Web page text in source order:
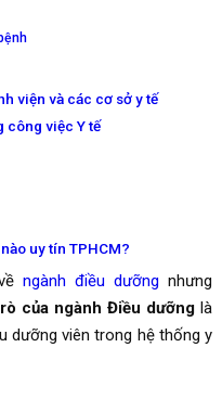
viện và các cơ sở y tế
công việc Y tế
uy tín TPHCM?
ngành điều dưỡng nhưng
của ngành Điều dưỡng là
dưỡng viên trong hệ thống y